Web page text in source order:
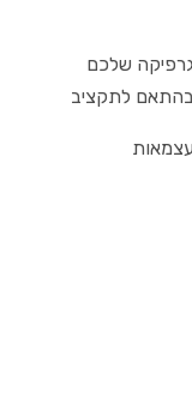
שלכם
בהתאם לתקציב